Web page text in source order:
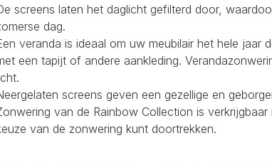
screens laten het daglicht gefilterd door,
dag.
veranda is ideaal om uw meubilair het hele
een tapijt of andere aankleding.
screens geven een gezellige en
van de Rainbow Collection is
van de zonwering kunt doortrekken.